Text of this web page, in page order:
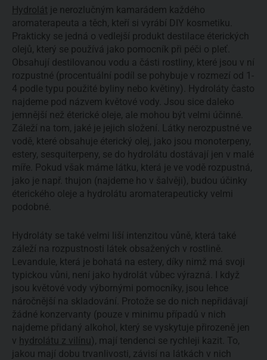
Hydrolát je nerozlučným kamarádem každého
aromaterapeuta a těch, kteří si vyrábí DIY kosmetiku.
Prakticky se jedná o vedlejší produkt destilace éterických
olejů, který se používá jako pomocník při péči o pleť.
Obsahují destilovanou vodu a části rostliny, které jsou v ní
rozpustné (procentuální podíl se pohybuje v rozmezí od 1-
4 podle typu použité byliny nebo květiny). Hydroláty často
najdeme pod názvem květové vody. Jsou sice daleko
jemnější než éterické oleje, ale mohou být velmi účinné.
Záleží na tom, jaké je jejich složení. Látky nerozpustné ve
vodě, které obsahuje éterický olej, jako jsou monoterpeny,
estery, sesquiterpeny, se do hydrolátu dostávají jen v malé
míře. Pokud však máme látku, která je ve vodě rozpustná,
jako je např. thujon (najdeme ho v šalvěji), budou účinky
éterického oleje a hydrolátu aromaterapeuticky velmi
podobné.
Hydroláty se také velmi liší intenzitou vůně, která také
záleží na rozpustnosti látek obsažených v rostlině.
Levandule, která je bohatá na estery, díky nimž má svoji
typickou vůni, není jako hydrolát vůbec výrazná. I když
jsou květové vody výbornými pomocníky, jsou lehce
náročnější na skladování. Protože se do nich nepřidávají
žádné konzervanty (pouze v minimu případů v nich
najdeme přidaný alkohol, který se vyskytuje přirozeně jen
v hydrolátu z vilínu), mají tendenci se rychleji kazit. To,
jakou mají dobu trvanlivosti, závisí na látkách v nich